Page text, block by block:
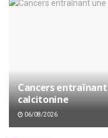
Cancers
calcitonine
06/08/2026